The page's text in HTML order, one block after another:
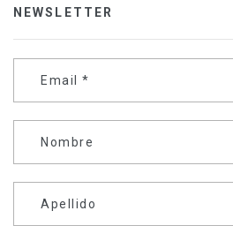
NEWSLETTER
Email *
Nombre
Apellido